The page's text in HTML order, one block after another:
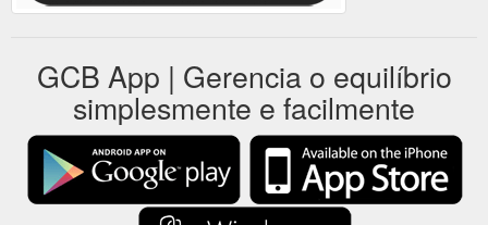
GCB App | Gerencia o equilíbrio
simplesmente e facilmente